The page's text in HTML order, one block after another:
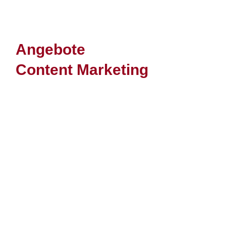
Angebote
Content Marketing